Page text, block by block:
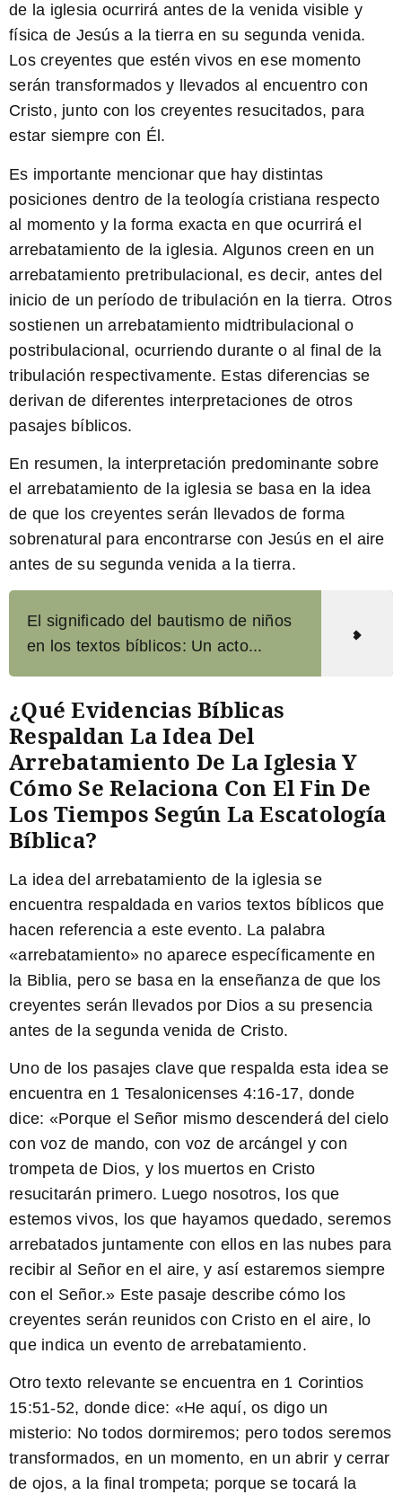
de la iglesia ocurrirá antes de la venida visible y
física de Jesús a la tierra en su segunda venida.
Los creyentes que estén vivos en ese momento
serán transformados y llevados al encuentro con
Cristo, junto con los creyentes resucitados, para
estar siempre con Él.
Es importante mencionar que hay distintas
posiciones dentro de la teología cristiana respecto
al momento y la forma exacta en que ocurrirá el
arrebatamiento de la iglesia. Algunos creen en un
arrebatamiento pretribulacional, es decir, antes del
inicio de un período de tribulación en la tierra. Otros
sostienen un arrebatamiento midtribulacional o
postribulacional, ocurriendo durante o al final de la
tribulación respectivamente. Estas diferencias se
derivan de diferentes interpretaciones de otros
pasajes bíblicos.
En resumen, la interpretación predominante sobre
el arrebatamiento de la iglesia se basa en la idea
de que los creyentes serán llevados de forma
sobrenatural para encontrarse con Jesús en el aire
antes de su segunda venida a la tierra.
El significado del bautismo de niños
en los textos bíblicos: Un acto...
¿Qué Evidencias Bíblicas
Respaldan La Idea Del
Arrebatamiento De La Iglesia Y
Cómo Se Relaciona Con El Fin De
Los Tiempos Según La Escatología
Bíblica?
La idea del arrebatamiento de la iglesia se
encuentra respaldada en varios textos bíblicos que
hacen referencia a este evento. La palabra
«arrebatamiento» no aparece específicamente en
la Biblia, pero se basa en la enseñanza de que los
creyentes serán llevados por Dios a su presencia
antes de la segunda venida de Cristo.
Uno de los pasajes clave que respalda esta idea se
encuentra en 1 Tesalonicenses 4:16-17, donde
dice: «Porque el Señor mismo descenderá del cielo
con voz de mando, con voz de arcángel y con
trompeta de Dios, y los muertos en Cristo
resucitarán primero. Luego nosotros, los que
estemos vivos, los que hayamos quedado, seremos
arrebatados juntamente con ellos en las nubes para
recibir al Señor en el aire, y así estaremos siempre
con el Señor.» Este pasaje describe cómo los
creyentes serán reunidos con Cristo en el aire, lo
que indica un evento de arrebatamiento.
Otro texto relevante se encuentra en 1 Corintios
15:51-52, donde dice: «He aquí, os digo un
misterio: No todos dormiremos; pero todos seremos
transformados, en un momento, en un abrir y cerrar
de ojos, a la final trompeta; porque se tocará la